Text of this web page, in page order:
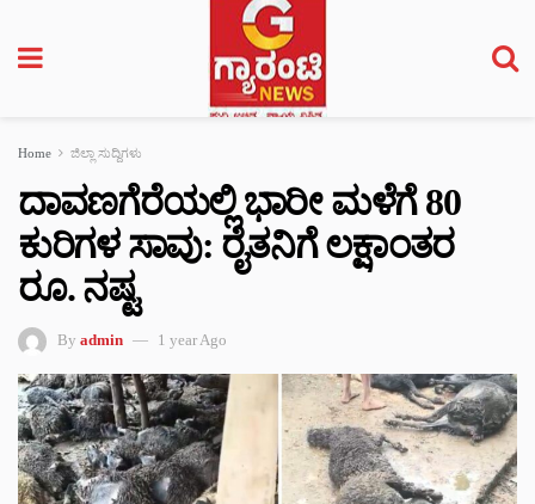
Home ಜಿಲ್ಲಾ ಸುದ್ದಿಗಳು
ದಾವಣಗೆರೆಯಲ್ಲಿ ಭಾರೀ ಮಳೆಗೆ 80
ಕುರಿಗಳ ಸಾವು: ರೈತನಿಗೆ ಲಕ್ಷಾಂತರ
ರೂ. ನಷ್ಟ
By admin 1 year Ago